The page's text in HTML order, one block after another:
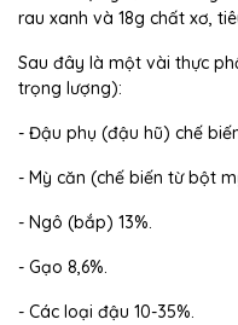
rau xanh và 18g chất xơ,
Sau đây là một vài thực
trọng lượng):
- Đậu phụ (đậu hũ) chế
- Mỳ căn (chế biến từ bột
- Ngô (bắp) 13%.
- Gạo 8,6%.
- Các loại đậu 10-35%.